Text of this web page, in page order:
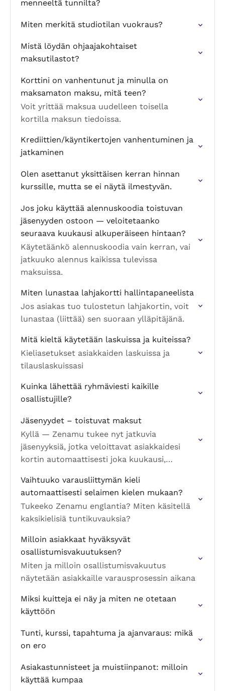
menneeltä tunnilta?
Miten merkitä studiotilan vuokraus?
Mistä löydän ohjaajakohtaiset
maksutilastot?
Korttini on vanhentunut ja minulla on
maksamaton maksu, mitä teen?
Voit yrittää maksua uudelleen toisella
kortilla maksun tiedoissa.
Krediittien/käyntikertojen vanhentuminen ja
jatkaminen
Olen asettanut yksittäisen kerran hinnan
kurssille, mutta se ei näytä ilmestyvän.
Jos joku käyttää alennuskoodia toistuvan
jäsenyyden ostoon — veloitetaanko
seuraava kuukausi alkuperäiseen hintaan?
Käytetäänkö alennuskoodia vain kerran, vai
jatkuuko alennus kaikissa tulevissa
maksuissa.
Miten lunastaa lahjakortti hallintapaneelista
Jos asiakas tuo tulostetun lahjakortin, voit
lunastaa (liittää) sen suoraan ylläpitäjänä.
Mitä kieltä käytetään laskuissa ja kuiteissa?
Kieliasetukset asiakkaiden laskuissa ja
tilauslaskuissasi
Kuinka lähettää ryhmäviesti kaikille
osallistujille?
Jäsenyydet – toistuvat maksut
Kyllä — Zenamu tukee nyt jatkuvia
jäsenyyksiä, jotka veloittavat asiakkaidesi
kortin automaattisesti joka kuukausi,
miten ne eroavat kertajäsenyyksistä.
Vaihtuuko varausliittymän kieli
automaattisesti selaimen kielen mukaan?
Tukeeko Zenamu englantia? Miten käsitellä
kaksikielisiä tuntikuvauksia?
Milloin asiakkaat hyväksyvät
osallistumisvakuutuksen?
Miten ja milloin osallistumisvakuutus
näytetään asiakkaille varausprosessin aikana
Miksi kuitteja ei näy ja miten ne otetaan
käyttöön
Tunti, kurssi, tapahtuma ja ajanvaraus: mikä
on ero
Asiakastunnisteet ja muistiinpanot: milloin
käyttää kumpaa